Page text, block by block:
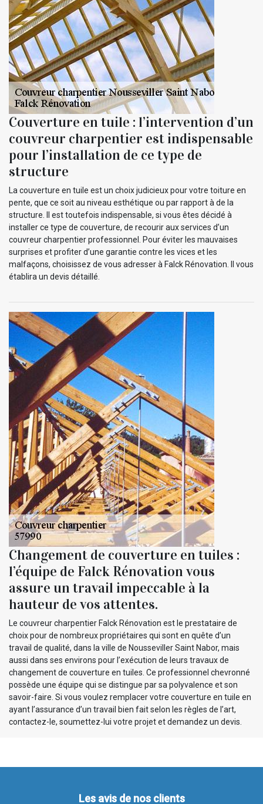
Couverture en tuile : l’intervention d’un
couvreur charpentier est indispensable
pour l’installation de ce type de
structure
La couverture en tuile est un choix judicieux pour votre toiture en
pente, que ce soit au niveau esthétique ou par rapport à de la
structure. Il est toutefois indispensable, si vous êtes décidé à
installer ce type de couverture, de recourir aux services d’un
couvreur charpentier professionnel. Pour éviter les mauvaises
surprises et profiter d’une garantie contre les vices et les
malfaçons, choisissez de vous adresser à Falck Rénovation. Il vous
établira un devis détaillé.
Changement de couverture en tuiles :
l’équipe de Falck Rénovation vous
assure un travail impeccable à la
hauteur de vos attentes.
Le couvreur charpentier Falck Rénovation est le prestataire de
choix pour de nombreux propriétaires qui sont en quête d’un
travail de qualité, dans la ville de Nousseviller Saint Nabor, mais
aussi dans ses environs pour l’exécution de leurs travaux de
changement de couverture en tuiles. Ce professionnel chevronné
possède une équipe qui se distingue par sa polyvalence et son
savoir-faire. Si vous voulez remplacer votre couverture en tuile en
ayant l’assurance d’un travail bien fait selon les règles de l’art,
contactez-le, soumettez-lui votre projet et demandez un devis.
Les avis de nos clients